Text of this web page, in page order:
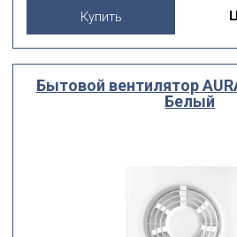
Купить
Бытовой вентилятор
Белый